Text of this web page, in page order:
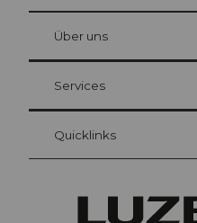
Gästekarte Luzern
Ihre Vorteile als Übernachtungsgast
at Bre
Über uns
Services
Quicklinks